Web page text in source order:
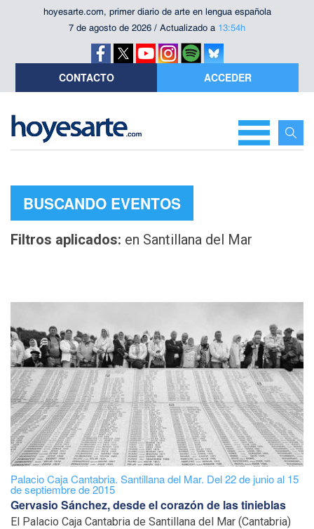
hoyesarte.com, primer diario de arte en lengua española
7 de agosto de 2026 / Actualizado a 13:54h
CONTACTO ACCEDER
BUSCANDO EVENTOS
Filtros aplicados: en Santillana del Mar
Palacio Caja Cantabria. Santillana del Mar. Del 22 de junio al 15
de septiembre de 2015
Gervasio Sánchez, desde el corazón de las tinieblas
El Palacio Caja Cantabria de Santillana del Mar (Cantabria)